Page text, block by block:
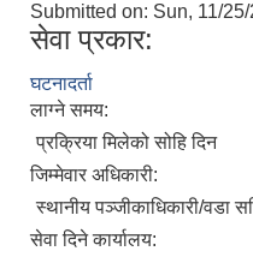
Submitted on: Sun, 11/
सेवा प्रकार:
घटनादर्ता
लाग्ने समय:
प्रक्रिया मिलेको सोहि दिन
जिम्मेवार अधिकारी:
स्थानीय पञ्जीकाधिकारी/वडा
सेवा दिने कार्यालय: